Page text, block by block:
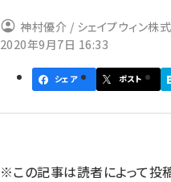
神村優介 / シェイプウィン株
2020年9月7日 16:33
シェア ポスト
※この記事は読者によって投